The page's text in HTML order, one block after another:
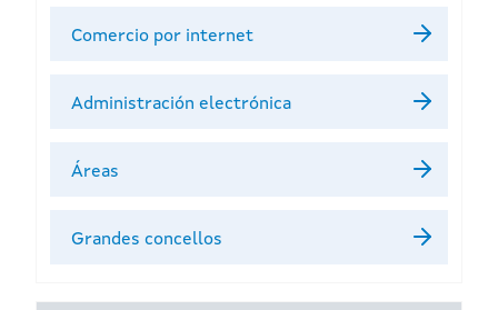
Comercio por internet
Administración electrónica
Áreas
Grandes concellos